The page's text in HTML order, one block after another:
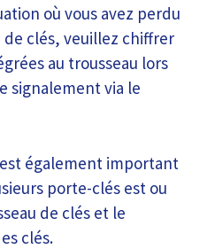
où vous avez perdu
clés, veuillez chiffrer
au trousseau lors
signalement via le
également important
porte-clés est ou
de clés et le
clés.